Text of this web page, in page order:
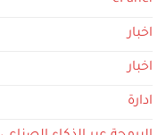
اخبار
اخبار
ادارة